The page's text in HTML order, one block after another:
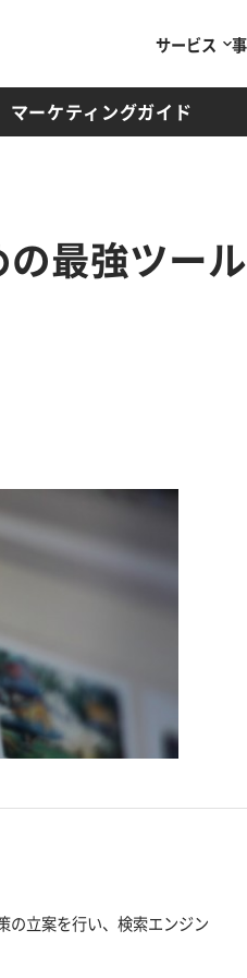
マーケティングガイド
サービス
最強ツール
の立案を行い、検索エンジン